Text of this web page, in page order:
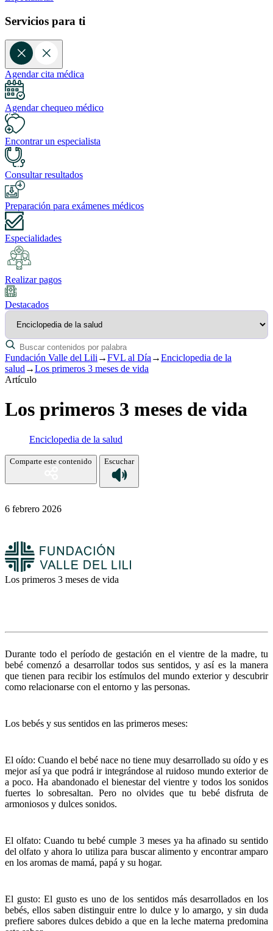
Servicios para ti
Agendar cita médica
Agendar chequeo médico
Encontrar un especialista
Consultar resultados
Preparación para exámenes médicos
Especialidades
Realizar pagos
Destacados
Fundación Valle del Lili →FVL al Día →Enciclopedia de la
salud →Los primeros 3 meses de vida
Artículo
Los primeros 3 meses de vida
Enciclopedia de la salud
Comparte este contenido Escuchar
6 febrero 2026
Los primeros 3 meses de vida
Durante todo el período de gestación en el vientre de la madre, tu
bebé comenzó a desarrollar todos sus sentidos, y así es la manera
que tienen para recibir los estímulos del mundo exterior y descubrir
como relacionarse con el entorno y las personas.
Los bebés y sus sentidos en las primeros meses:
El oído: Cuando el bebé nace no tiene muy desarrollado su oído y es
mejor así ya que podrá ir integrándose al ruidoso mundo exterior de
a poco. Ha abandonado el bienestar del vientre y todos los sonidos
fuertes lo sobresaltan. Pero no olvides que tu bebé disfruta de
armoniosos y dulces sonidos.
El olfato: Cuando tu bebé cumple 3 meses ya ha afinado su sentido
del olfato y ahora lo utiliza para buscar alimento y encontrar amparo
en los aromas de mamá, papá y su hogar.
El gusto: El gusto es uno de los sentidos más desarrollados en los
bebés, ellos saben distinguir entre lo dulce y lo amargo, y sin duda
prefiere sabores dulces debido a que en la leche materna predomina